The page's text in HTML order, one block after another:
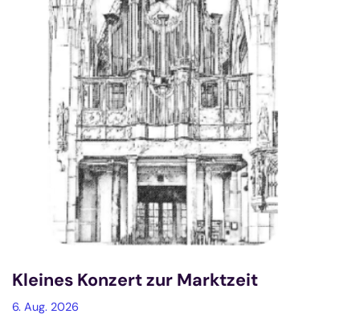
Kleines Konzert zur Marktzeit
6. Aug. 2026